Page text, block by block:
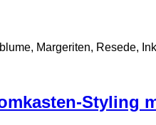
Margeriten, Resede,
Styling